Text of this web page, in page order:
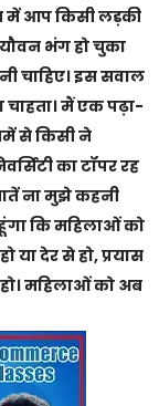
में आप किसी लड़की
भंग हो चुका
चाहिए। इस सवाल
चाहता। मैं एक पढ़ा-
से किसी ने
का टॉपर रह
ना मुझे कहनी
कि महिलाओं को
या देर से हो, प्रयास
महिलाओं को अब